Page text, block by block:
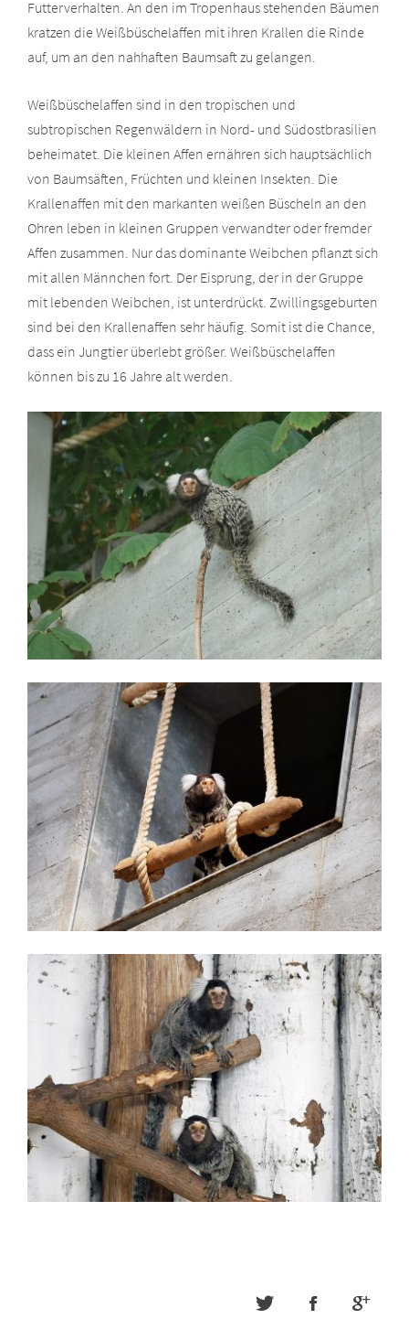
Futterverhalten. An den im Tropenhaus stehenden Bäumen
kratzen die Weißbüschelaffen mit ihren Krallen die Rinde
auf, um an den nahhaften Baumsaft zu gelangen.
Weißbüschelaffen sind in den tropischen und
subtropischen Regenwäldern in Nord- und Südostbrasilien
beheimatet. Die kleinen Affen ernähren sich hauptsächlich
von Baumsäften, Früchten und kleinen Insekten. Die
Krallenaffen mit den markanten weißen Büscheln an den
Ohren leben in kleinen Gruppen verwandter oder fremder
Affen zusammen. Nur das dominante Weibchen pflanzt sich
mit allen Männchen fort. Der Eisprung, der in der Gruppe
mit lebenden Weibchen, ist unterdrückt. Zwillingsgeburten
sind bei den Krallenaffen sehr häufig. Somit ist die Chance,
dass ein Jungtier überlebt größer. Weißbüschelaffen
können bis zu 16 Jahre alt werden.